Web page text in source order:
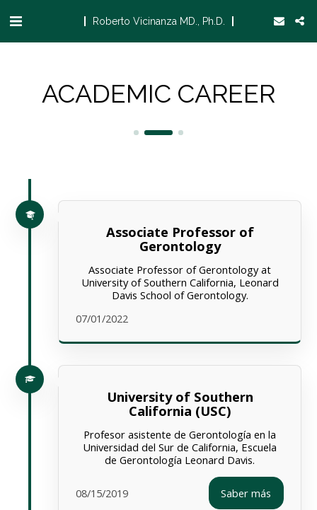
Roberto Vicinanza MD., Ph.D.
ACADEMIC CAREER
Associate Professor of
Gerontology
Associate Professor of Gerontology at
University of Southern California, Leonard
Davis School of Gerontology.
07/01/2022
University of Southern
California (USC)
Profesor asistente de Gerontología en la
Universidad del Sur de California, Escuela
de Gerontología Leonard Davis.
08/15/2019 Saber más